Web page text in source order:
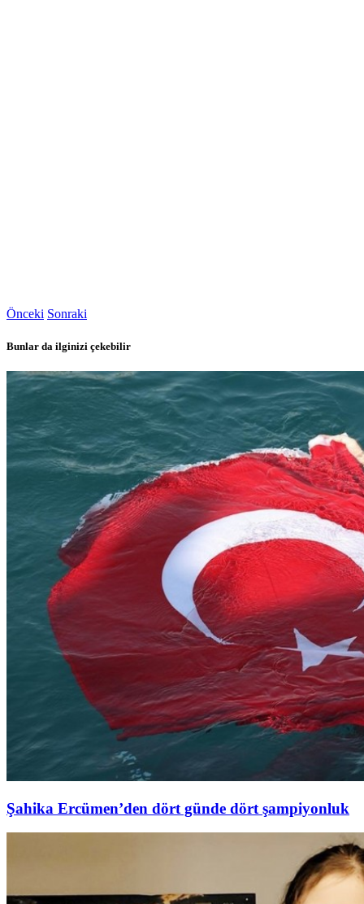
Önceki Sonraki
Bunlar da ilginizi çekebilir
Şahika Ercümen’den dört günde dört şampiyonluk